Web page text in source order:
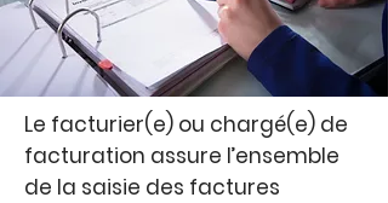
Le facturier(e) ou chargé(e) de
facturation assure l’ensemble
de la saisie des factures